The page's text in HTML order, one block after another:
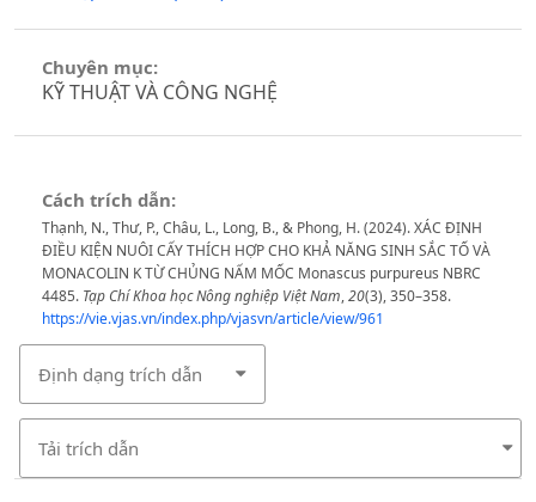
Chuyên mục:
KỸ THUẬT VÀ CÔNG NGHỆ
Cách trích dẫn:
Thạnh, N., Thư, P., Châu, L., Long, B., & Phong, H. (2024). XÁC ĐỊNH
ĐIỀU KIỆN NUÔI CẤY THÍCH HỢP CHO KHẢ NĂNG SINH SẮC TỐ VÀ
MONACOLIN K TỪ CHỦNG NẤM MỐC Monascus purpureus NBRC
4485. Tạp Chí Khoa học Nông nghiệp Việt Nam,20(3), 350–358.
https://vie.vjas.vn/index.php/vjasvn/article/view/961
Định dạng trích dẫn
Tải trích dẫn